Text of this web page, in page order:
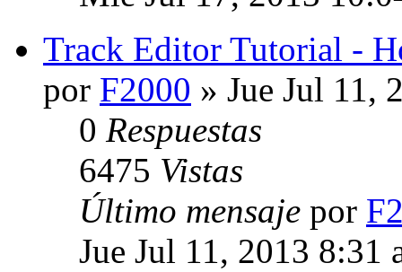
Track Editor Tutorial -
por F2000 » Jue Jul 11,
0 Respuestas
6475 Vistas
Último mensaje por
Jue Jul 11, 2013 8:31